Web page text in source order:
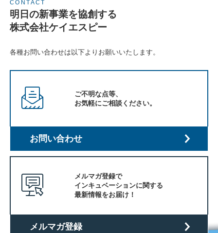
CONTACT
明日の新事業を協創する
株式会社ケイエスピー
各種お問い合わせは以下よりお願いいたします。
ご不明な点等、
お気軽にご相談ください。
お問い合わせ
メルマガ登録で
インキュベーションに関する
最新情報をお届け！
メルマガ登録